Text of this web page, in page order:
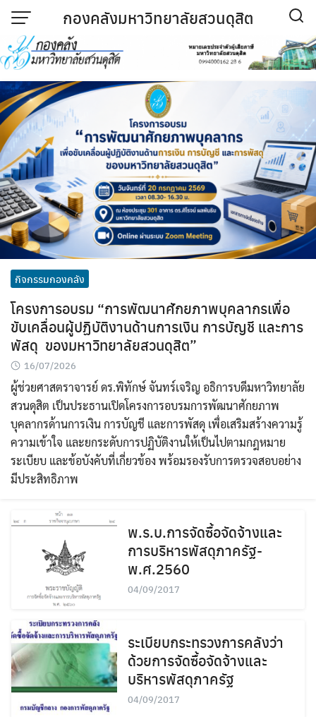
Skip
content
กองคลังมหาวิทยาลัยสวนดุสิต
กิจกรรมกองคลัง
โครงการอบรม “การพัฒนาศักยภาพบุคลากรเพื่อ
ขับเคลื่อนผู้ปฏิบัติงานด้านการเงิน การบัญชี และการ
พัสดุ ของมหาวิทยาลัยสวนดุสิต”
16/07/2026
ผู้ช่วยศาสตราจารย์ ดร.พิทักษ์ จันทร์เจริญ อธิการบดีมหาวิทยาลัย
สวนดุสิต เป็นประธานเปิดโครงการอบรมการพัฒนาศักยภาพ
บุคลากรด้านการเงิน การบัญชี และการพัสดุ เพื่อเสริมสร้างความรู้
ความเข้าใจ และยกระดับการปฏิบัติงานให้เป็นไปตามกฎหมาย
ระเบียบ และข้อบังคับที่เกี่ยวข้อง พร้อมรองรับการตรวจสอบอย่าง
มีประสิทธิภาพ
พ.ร.บ.การจัดซื้อจัดจ้างและ
การบริหารพัสดุภาครัฐ-
พ.ศ.2560
04/09/2017
ระเบียบกระทรวงการคลังว่า
ด้วยการจัดซื้อจัดจ้างและ
บริหารพัสดุภาครัฐ
04/09/2017